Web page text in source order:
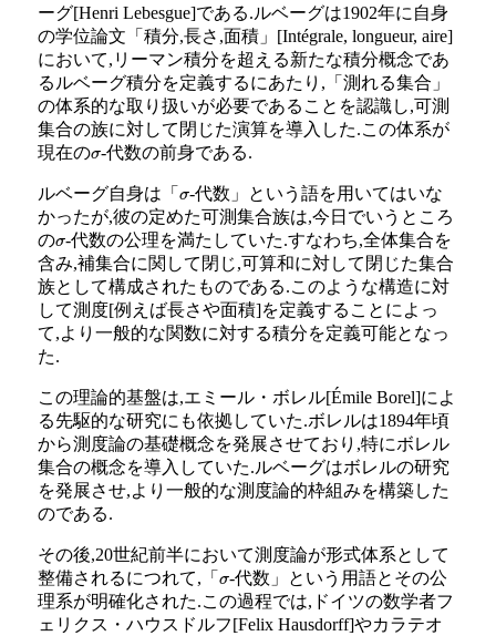
ーグ[Henri Lebesgue]である.ルベーグは1902年に自身
の学位論文「積分,長さ,面積」[Intégrale, longueur, aire]
において,リーマン積分を超える新たな積分概念であ
るルベーグ積分を定義するにあたり,「測れる集合」
の体系的な取り扱いが必要であることを認識し,可測
集合の族に対して閉じた演算を導入した.この体系が
現在のσ-代数の前身である.
ルベーグ自身は「 σ-代数」という語を用いてはいな
かったが,彼の定めた可測集合族は,今日でいうところ
のσ-代数の公理を満たしていた.すなわち,全体集合を
含み,補集合に関して閉じ,可算和に対して閉じた集合
族として構成されたものである.このような構造に対
して測度[例えば長さや面積]を定義することによっ
て,より一般的な関数に対する積分を定義可能となっ
た.
この理論的基盤は,エミール・ボレル[Émile Borel]によ
る先駆的な研究にも依拠していた.ボレルは1894年頃
から測度論の基礎概念を発展させており,特にボレル
集合の概念を導入していた.ルベーグはボレルの研究
を発展させ,より一般的な測度論的枠組みを構築した
のである.
その後,20世紀前半において測度論が形式体系として
整備されるにつれて,「 σ-代数」という用語とその公
理系が明確化された.この過程では,ドイツの数学者フ
ェリクス・ハウスドルフ[Felix Hausdorff]やカラテオ